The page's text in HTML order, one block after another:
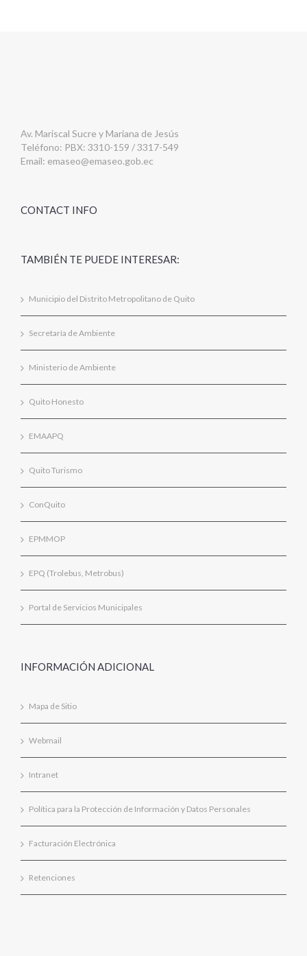
Av. Mariscal Sucre y Mariana de Jesús
Teléfono: PBX: 3310-159 / 3317-549
Email: emaseo@emaseo.gob.ec
CONTACT INFO
TAMBIÉN TE PUEDE INTERESAR:
Municipio del Distrito Metropolitano de Quito
Secretaría de Ambiente
Ministerio de Ambiente
Quito Honesto
EMAAPQ
Quito Turismo
ConQuito
EPMMOP
EPQ (Trolebus, Metrobus)
Portal de Servicios Municipales
INFORMACIÓN ADICIONAL
Mapa de Sitio
Webmail
Intranet
Política para la Protección de Información y Datos Personales
Facturación Electrónica
Retenciones